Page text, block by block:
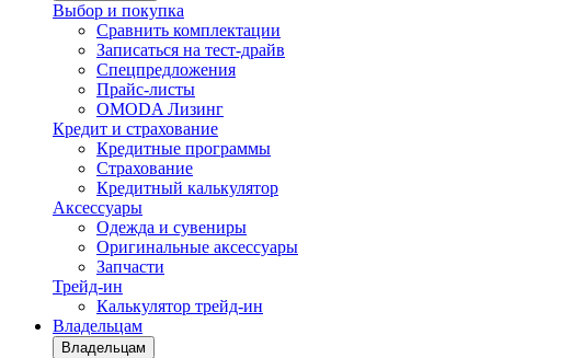
Выбор и покупка
Сравнить комплектации
Записаться на тест-драйв
Cпецпредложения
Прайс-листы
OMODA Лизинг
Кредит и страхование
Кредитные программы
Страхование
Кредитный калькулятор
Аксессуары
Одежда и сувениры
Оригинальные аксессуары
Запчасти
Трейд-ин
Калькулятор трейд-ин
Владельцам
Владельцам